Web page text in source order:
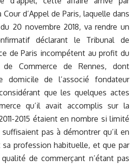
Cour d’Appel de Paris, laquelle dans
20 novembre 2018, va rendre un
déclarant le Tribunal de
de Paris incompétent au profit du
de Commerce de Rennes, dont
domicile de l’associé fondateur
que les quelques actes
qu’il avait accomplis sur la
2015 étaient en nombre si limité
suffisaient pas à démontrer qu’il en
profession habituelle, et que par
de commerçant n’étant pas